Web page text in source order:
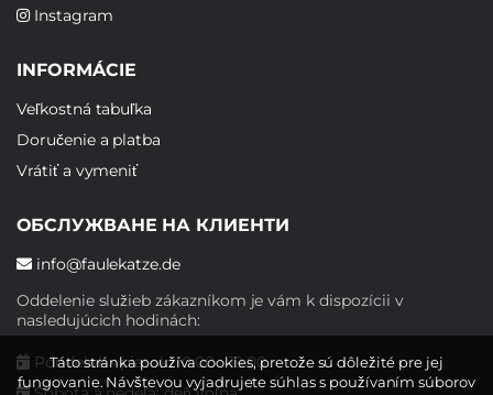
Instagram
INFORMÁCIE
Veľkostná tabuľka
Doručenie a platba
Vrátiť a vymeniť
ОБСЛУЖВАНЕ НА КЛИЕНТИ
info@faulekatze.de
Oddelenie služieb zákazníkom je vám k dispozícii v
nasledujúcich hodinách:
Pondelok - piatok: 10:00 - 19:00
Táto stránka používa cookies, pretože sú dôležité pre jej
fungovanie. Návštevou vyjadrujete súhlas s používaním súborov